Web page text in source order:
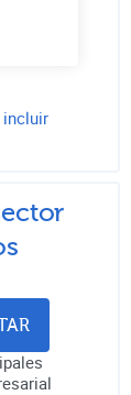
incluir